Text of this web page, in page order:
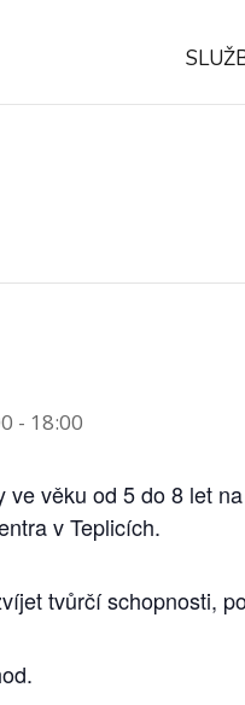
- 18:00
ve věku od 5 do 8 let
v Teplicích.
tvůrčí schopnosti,